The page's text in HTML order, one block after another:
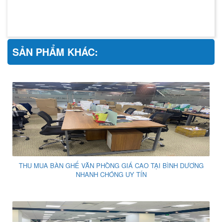
SẢN PHẨM KHÁC:
THU MUA BÀN GHẾ VĂN PHÒNG GIÁ CAO TẠI BÌNH DƯƠNG
NHANH CHÓNG UY TÍN